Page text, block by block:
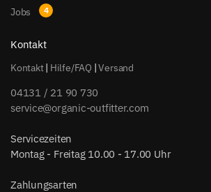
Jobs
Kontakt
Kontakt| Hilfe/FAQ |Versand
04131 / 21 90 730
service@organic-outfitter.com
Servicezeiten
Montag - Freitag 10.00 - 17.00 Uhr
Zahlungsarten